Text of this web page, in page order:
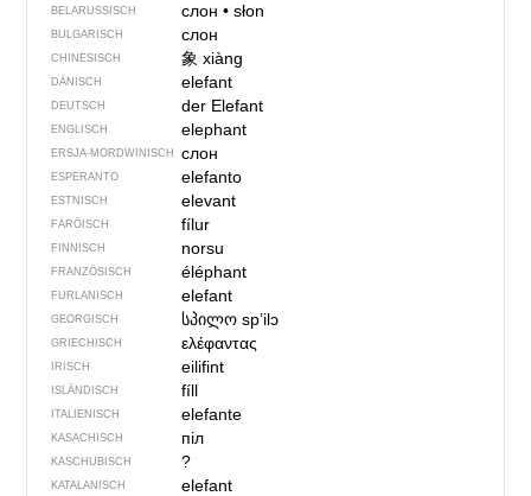
BELARUSSISCH слон• słon
BULGARISCH слон
CHINESISCH 象xiàng
DÄNISCH elefant
DEUTSCH der Elefant
ENGLISCH elephant
ERSJA-MORDWINISCH слон
ESPERANTO elefanto
ESTNISCH elevant
FÄRÖISCH fílur
FINNISCH norsu
FRANZÖSISCH éléphant
FURLANISCH elefant
GEORGISCH სპილოspʼilɔ
GRIECHISCH ελέφαντας
IRISCH eilifint
ISLÄNDISCH fíll
ITALIENISCH elefante
KASACHISCH піл
KASCHUBISCH ?
KATALANISCH elefant